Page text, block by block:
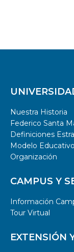
Nuestra Historia
Federico Santa
Definiciones
Modelo Educativo
Organización
CAMPUS Y
Información
Tour Virtual
EXTENSIÓN